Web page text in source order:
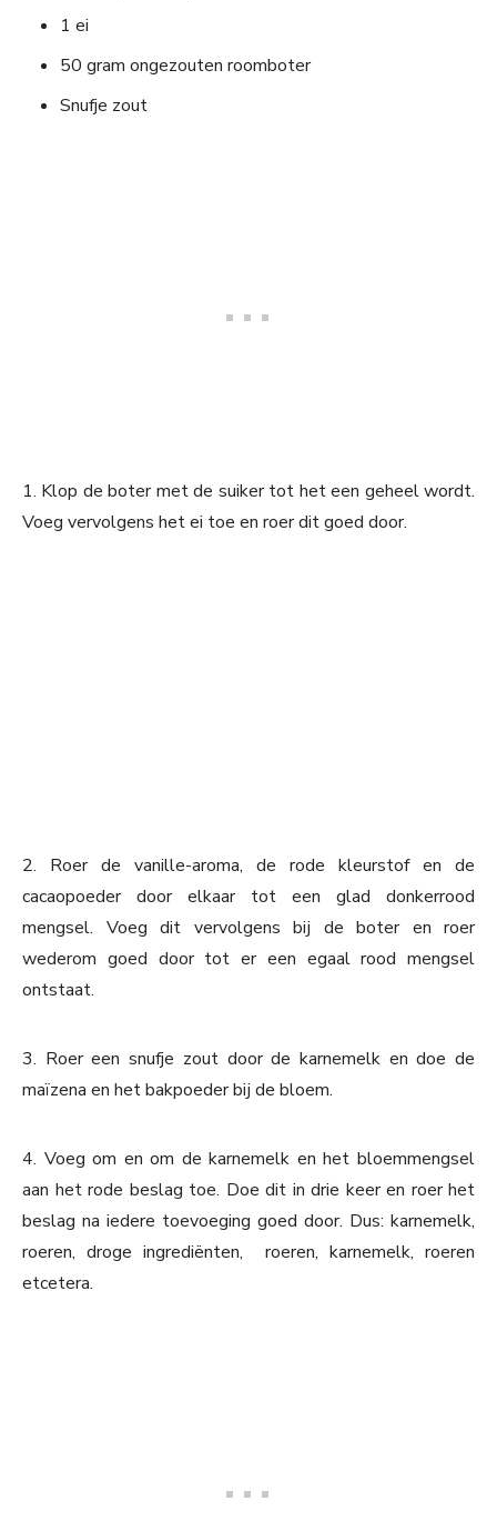
1 ei
50 gram ongezouten roomboter
Snufje zout
1. Klop de boter met de suiker tot het een geheel wordt.
Voeg vervolgens het ei toe en roer dit goed door.
2. Roer de vanille-aroma, de rode kleurstof en de
cacaopoeder door elkaar tot een glad donkerrood
mengsel. Voeg dit vervolgens bij de boter en roer
wederom goed door tot er een egaal rood mengsel
ontstaat.
3. Roer een snufje zout door de karnemelk en doe de
maïzena en het bakpoeder bij de bloem.
4. Voeg om en om de karnemelk en het bloemmengsel
aan het rode beslag toe. Doe dit in drie keer en roer het
beslag na iedere toevoeging goed door. Dus: karnemelk,
roeren, droge ingrediënten, roeren, karnemelk, roeren
etcetera.